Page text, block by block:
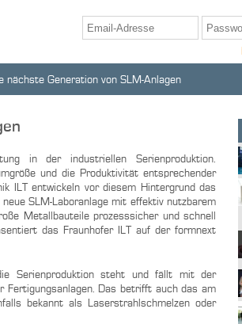
nächste Generation von SLM-Anlagen
in der industriellen Serienproduktion.
und die Produktivität entsprechender
ILT entwickeln vor diesem Hintergrund das
SLM-Laboranlage mit effektiv nutzbarem
Metallbauteile prozesssicher und schnell
das Fraunhofer ILT auf der formnext
Serienproduktion steht und fällt mit der
Fertigungsanlagen. Das betrifft auch das am
bekannt als Laserstrahlschmelzen oder